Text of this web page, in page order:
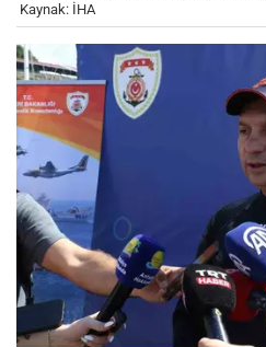
Kaynak: İHA